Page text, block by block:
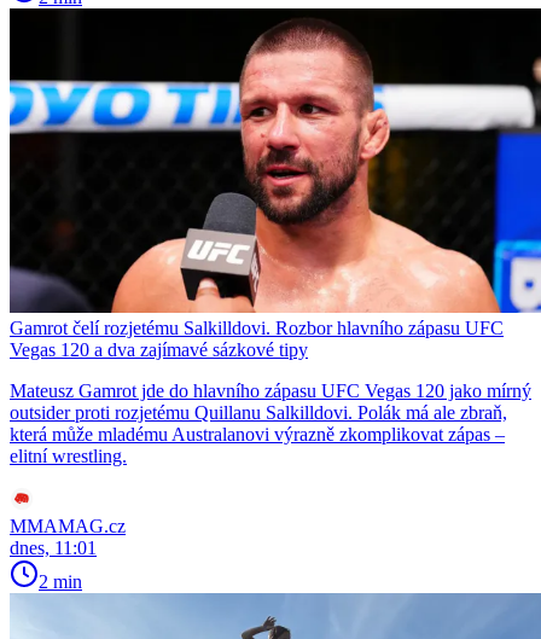
Gamrot čelí rozjetému Salkilldovi. Rozbor hlavního zápasu UFC
Vegas 120 a dva zajímavé sázkové tipy
Mateusz Gamrot jde do hlavního zápasu UFC Vegas 120 jako mírný
outsider proti rozjetému Quillanu Salkilldovi. Polák má ale zbraň,
která může mladému Australanovi výrazně zkomplikovat zápas –
elitní wrestling.
MMAMAG.cz
dnes, 11:01
2 min